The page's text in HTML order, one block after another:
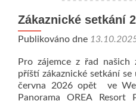
Zákaznické setkání
Publikováno dne
Pro zájemce z řad našich
příští zákaznické setkání
června 2026 opět ve
Panorama OREA Resort